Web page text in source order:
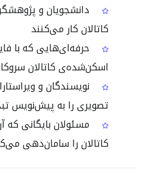
دانشجویان و
کاتالان کار می‌کنند
اسکن‌شده‌ی کاتالان
نویسندگان و
تصویری را به پیش‌نویس
مسئولان بایگانی که
کاتالان را سامان‌دهی